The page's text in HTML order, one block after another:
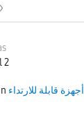
2
أجهزة قابلة للارتداء